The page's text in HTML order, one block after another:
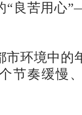
“良苦用心
市环境中的
节奏缓慢